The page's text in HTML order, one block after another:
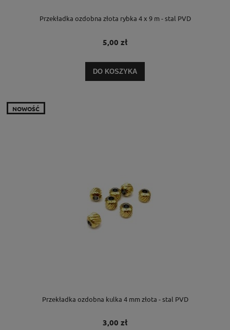
Przekładka ozdobna złota rybka 4 x 9 m - stal PVD
5,00 zł
DO KOSZYKA
Przekładka ozdobna kulka 4 mm złota - stal PVD
3,00 zł
NOWOŚĆ